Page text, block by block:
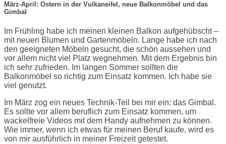
März-April: Ostern in der Vulkaneifel, neue Balkonmöbel und das
Gimbal
Im Frühling habe ich meinen kleinen Balkon aufgehübscht –
mit neuen Blumen und Gartenmöbeln. Lange habe ich nach
den geeigneten Möbeln gesucht, die schön aussehen und
vor allem nicht viel Platz wegnehmen. Mit dem Ergebnis bin
ich sehr zufrieden. Im langen Sommer sollten die
Balkonmöbel so richtig zum Einsatz kommen. Ich habe sie
viel genutzt.
Im März zog ein neues Technik-Teil bei mir ein: das Gimbal.
Es sollte vor allem beruflich zum Einsatz kommen, um
wackelfreie Videos mit dem Handy aufnehmen zu können.
Wie immer, wenn ich etwas für meinen Beruf kaufe, wird es
von mir ausführlich in meiner Freizeit getestet.